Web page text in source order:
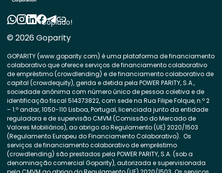
© 2026 Goparity
GOPARITY (www.goparity.com) é uma plataforma de financiamento
colaborativo que oferece serviços de financiamento colaborativo
de empréstimo (crowdlending) e de financiamento colaborativo de
capital (crowdequity), gerida e detida pela POWER PARITY, S.A.,
sociedade anónima com número único de pessoa coletiva e de
identificação fiscal 514373822, com sede na Rua Filipe Folque, n.º 2
– 1.º andar, 1050-110 Lisboa, Portugal, licenciada junto da entidade
reguladora e de supervisão CMVM (Comissão do Mercado de
Valores Mobiliários), ao abrigo do Regulamento (UE) 2020/1503
(Regulamento Europeu do Financiamento Colaborativo). Os
serviços de financiamento colaborativo de empréstimo
(crowdlending) são prestados pela POWER PARITY, S.A. (sob a
denominação comercial Goparity), autorizada e supervisionada
Copiado!